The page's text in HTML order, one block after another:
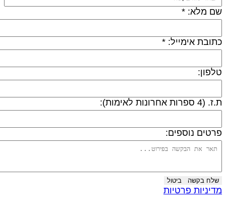
מלא: *
אימייל: *
ספרות אחרונות לאימות):
נוספים:
שלח בקשה ביטול
פרטיות